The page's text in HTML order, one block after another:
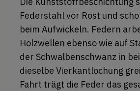
Federstahl vor Rost und
beim Aufwickeln. Federn
Holzwellen ebenso wie auf
der Schwalbenschwanz in
dieselbe Vierkantlochung
Fahrt trägt die Feder das